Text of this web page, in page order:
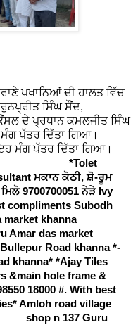
ਪਖਾਨਿਆਂ ਦੀ ਹਾਲਤ ਵਿੱਚ
ਸਿੰਘ ਸੌਂਦ,
ਦੇ ਪ੍ਰਧਾਨ ਕਮਲਜੀਤ ਸਿੰਘ
ਪੱਤਰ ਦਿੱਤਾ ਗਿਆ।
ਮੰਗ ਪੱਤਰ ਦਿੱਤਾ ਗਿਆ।
*Tolet
ਮਕਾਨ ਕੋਠੀ, ਸ਼ੋ-ਰੂਮ
9700700051 ਨੇੜੇ lvy
compliments Subodh
market khanna
Amar das market
Road khanna *-
khanna* *Ajay Tiles
&main hole frame &
18000 #. With best
Amloh road village
shop n 137 Guru